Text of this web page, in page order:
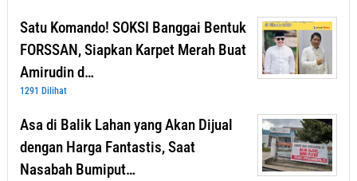
Satu Komando! SOKSI Banggai Bentuk
FORSSAN, Siapkan Karpet Merah Buat
Amirudin d…
1291 Dilihat
Asa di Balik Lahan yang Akan Dijual
dengan Harga Fantastis, Saat
Nasabah Bumiput…